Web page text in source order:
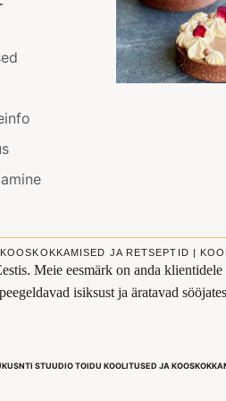
KOOSKOKKAMISED JA RETSEPTID |
Meie eesmärk on anda
isiksust ja äratavad
STUUDIO TOIDU KOOLITUSED JA